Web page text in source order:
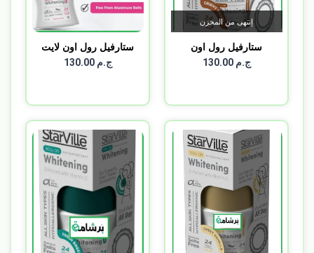
إنتهى من المخزن
ستارفيل رول اون
اورينت...
ج.م 130.00
ستارفيل رول اون لايت
بن...ج.م 130.00